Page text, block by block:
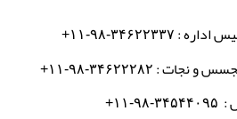
اداره : ۳۴۶۲۲۳۳۷-۹۸-۱۱+
و نجات : ۳۴۶۲۲۲۸۲-۹۸-۱۱+
: ۳۴۵۴۴۰۹۵-۹۸-۱۱+